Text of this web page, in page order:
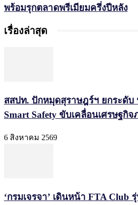
พร้อมรุกตลาดพรีเมียมครึ่งปีหลัง
เรื่องล่าสุด
สสปท. ปักหมุดสุราษฎร์ฯ ยกระดับ
Smart Safety ขับเคลื่อนเศรษฐกิจ
6 สิงหาคม 2569
‘กรมเจรจา’ เดินหน้า FTA Club